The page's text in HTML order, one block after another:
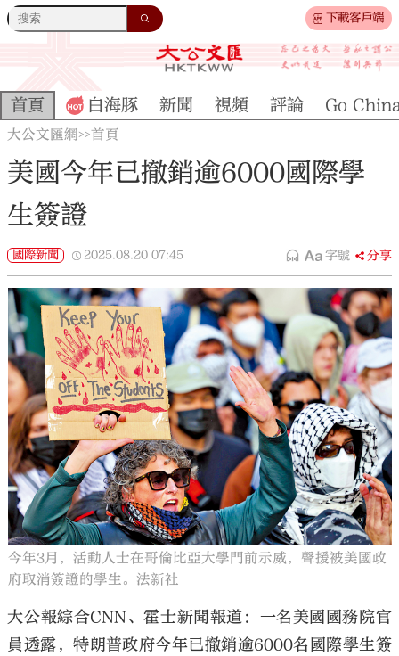
下載客戶端
大公文匯
首頁 白海豚 新聞 視頻 評論 Go
大公文匯網>>首頁
美國今年已撤銷逾6000國際學
生簽證
國際新聞 2025.08.20 07:45 字號 分享
今年3月，活動人士在哥倫比亞大學門前示威，聲援被美國政
府取消簽證的學生。法新社
大公報綜合CNN、霍士新聞報道：一名美國國務院官
員透露，特朗普政府今年已撤銷逾6000名國際學生簽